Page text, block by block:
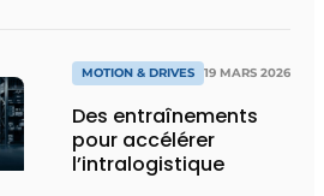
maximales
MOTION & DRIVES 19 MARS 2026
Des entraînements
pour accélérer
l’intralogistique